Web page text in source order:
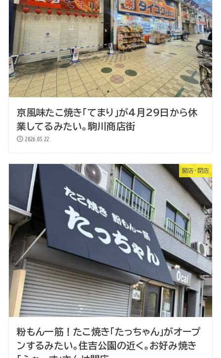
京風味たこ焼き「てまり」が4月29日から休
業してるみたい。駒川商店街
2026.05.22
開店・閉店
粉もん一筋！たこ焼き「たっちゃん」がオープ
ンするみたい。住吉公園の近く。お好み焼き